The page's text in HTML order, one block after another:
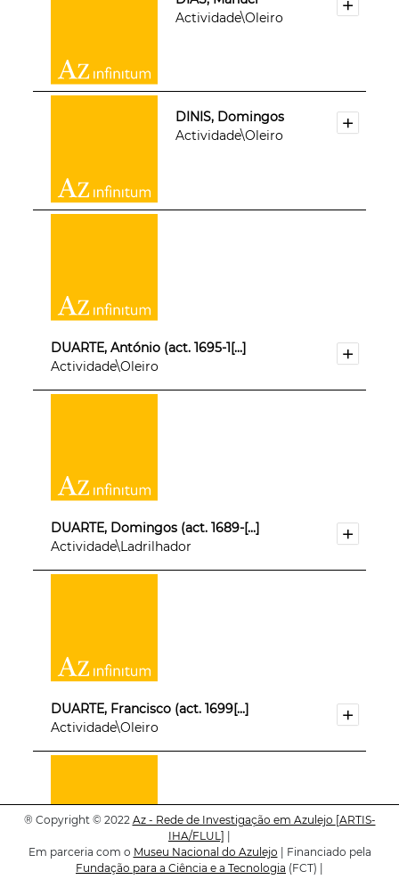
Actividade\Oleiro
DINIS, Domingos
Actividade\Oleiro
DUARTE, António (act. 1695-1[...]
Actividade\Oleiro
DUARTE, Domingos (act. 1689-[...]
Actividade\Ladrilhador
DUARTE, Francisco (act. 1699[...]
Actividade\Oleiro
® Copyright © 2022 Az - Rede de Investigação em Azulejo [ARTIS-
IHA/FLUL]
Em parceria com o Museu Nacional do Azulejo | Financiado pela
Fundação para a Ciência e a Tecnologia (FCT) |